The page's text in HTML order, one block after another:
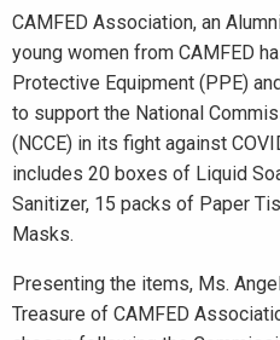
CAMFED Association, an
young women from CAMFED
Protective Equipment (PPE)
to support the National
(NCCE) in its fight against
includes 20 boxes of Liquid
Sanitizer, 15 packs of Paper
Masks.
Presenting the items, Ms.
Treasure of CAMFED